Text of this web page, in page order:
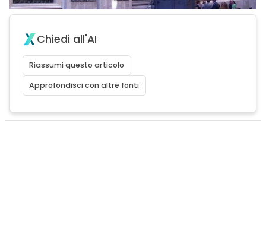
Chiedi all'AI
Riassumi questo articolo
Approfondisci con altre fonti